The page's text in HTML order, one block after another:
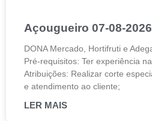
Açougueiro 07-08-2026
DONA Mercado, Hortifruti e
Pré-requisitos: Ter experiência
Atribuições: Realizar corte
e atendimento ao cliente;
LER MAIS